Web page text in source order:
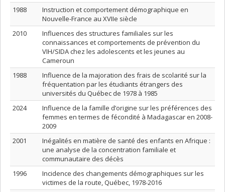
1988
Instruction et comportement démographique en
Nouvelle-France au XVIIe siècle
2010
Influences des structures familiales sur les
connaissances et comportements de prévention du
VIH/SIDA chez les adolescents et les jeunes au
Cameroun
1988
Influence de la majoration des frais de scolarité sur la
fréquentation par les étudiants étrangers des
universités du Québec de 1978 à 1985
2024
Influence de la famille d’origine sur les préférences des
femmes en termes de fécondité à Madagascar en 2008-
2009
2001
Inégalités en matière de santé des enfants en Afrique :
une analyse de la concentration familiale et
communautaire des décès
1996
Incidence des changements démographiques sur les
victimes de la route, Québec, 1978-2016